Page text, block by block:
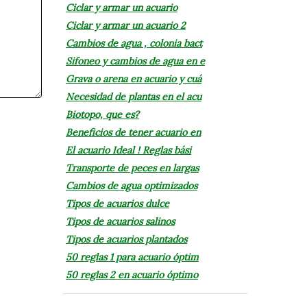
Ciclar y armar un acuario
Ciclar y armar un acuario 2
Cambios de agua , colonia bact
Sifoneo y cambios de agua en e
Grava o arena en acuario y cuá
Necesidad de plantas en el acu
Biotopo, que es?
Beneficios de tener acuario en
El acuario Ideal ! Reglas bási
Transporte de peces en largas
Cambios de agua optimizados
Tipos de acuarios dulce
Tipos de acuarios salinos
Tipos de acuarios plantados
50 reglas 1 para acuario óptim
50 reglas 2 en acuario óptimo